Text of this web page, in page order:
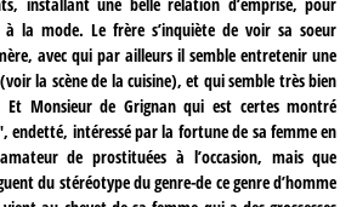
à la mode. Le frère s’inquiète de voir sa soeur
avec qui par ailleurs il semble entretenir une
la scène de la cuisine), et qui semble très bien
Monsieur de Grignan qui est certes montré
intéressé par la fortune de sa femme en
de prostituées à l’occasion, mais que
du stéréotype du genre-de ce genre d’homme